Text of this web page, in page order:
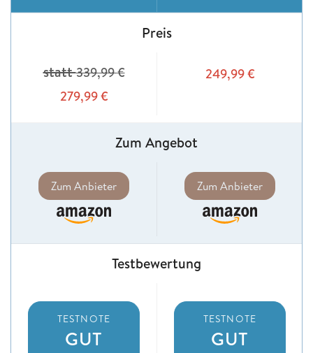
Preis
statt339,99€
279,99€
249,99€
Zum Angebot
Zum Anbieter Zum Anbieter
Testbewertung
TESTNOTE
GUT
TESTNOTE
GUT